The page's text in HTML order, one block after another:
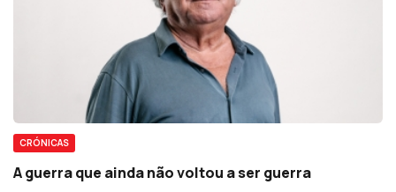
CRÓNICAS
A guerra que ainda não voltou a ser guerra